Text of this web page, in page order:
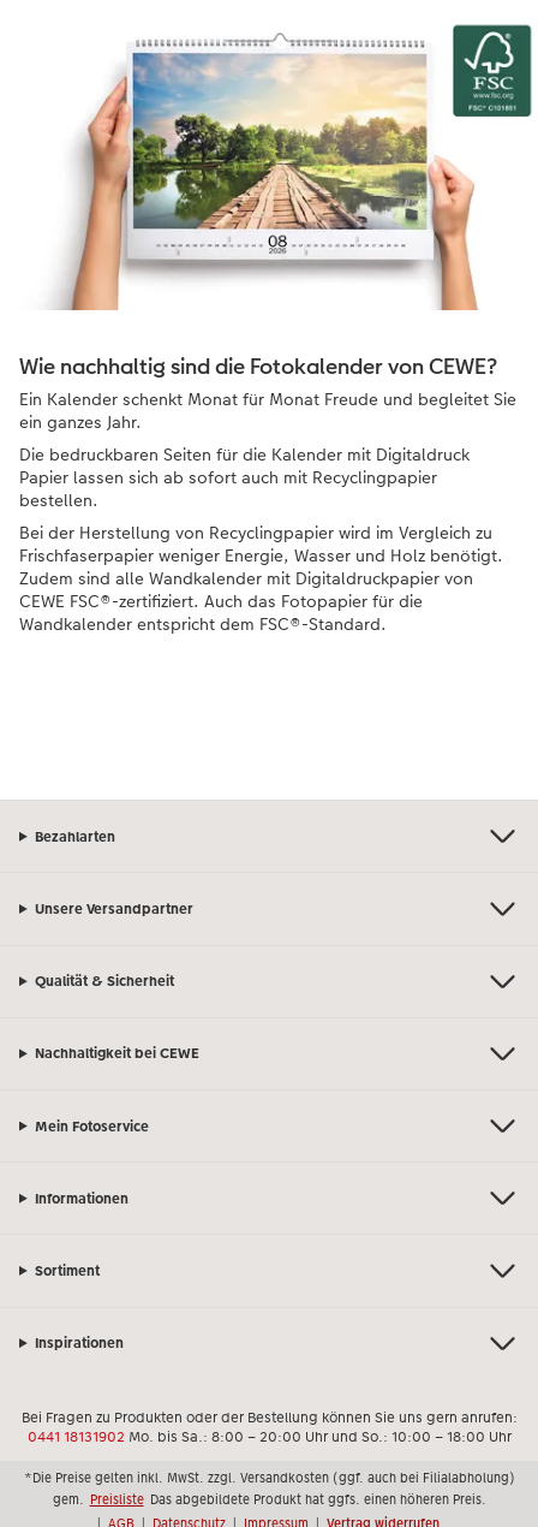
Wie nachhaltig sind die Fotokalender von CEWE?
Ein Kalender schenkt Monat für Monat Freude und begleitet Sie
ein ganzes Jahr.
Die bedruckbaren Seiten für die Kalender mit Digitaldruck
Papier lassen sich ab sofort auch mit Recyclingpapier
bestellen.
Bei der Herstellung von Recyclingpapier wird im Vergleich zu
Frischfaserpapier weniger Energie, Wasser und Holz benötigt.
Zudem sind alle Wandkalender mit Digitaldruckpapier von
CEWE FSC®-zertifiziert. Auch das Fotopapier für die
Wandkalender entspricht dem FSC®-Standard.
Bezahlarten
Unsere Versandpartner
Qualität & Sicherheit
Nachhaltigkeit bei CEWE
Mein Fotoservice
Informationen
Sortiment
Inspirationen
Bei Fragen zu Produkten oder der Bestellung können Sie uns gern anrufen:
0441 18131902 Mo. bis Sa.: 8:00 – 20:00 Uhr und So.: 10:00 – 18:00 Uhr
*Die Preise gelten inkl. MwSt. zzgl. Versandkosten (ggf. auch bei Filialabholung)
gem. Preisliste Das abgebildete Produkt hat ggfs. einen höheren Preis.